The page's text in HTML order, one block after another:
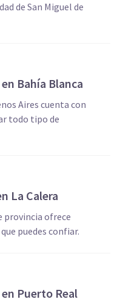
de San Miguel de
Bahía Blanca
Aires cuenta con
todo tipo de
La Calera
provincia ofrece
puedes confiar.
Puerto Real